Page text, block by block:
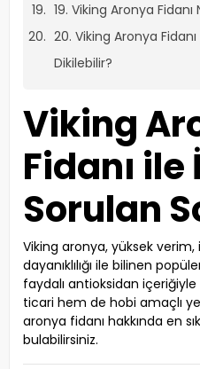
19. Viking Aronya Fidanı
20. Viking Aronya
Dikilebilir?
Viking
Fidanı ile
Sorulan
Viking aronya, yüksek
dayanıklılığı ile bilinen
faydalı antioksidan
ticari hem de hobi amaçlı
aronya fidanı hakkında en
bulabilirsiniz.